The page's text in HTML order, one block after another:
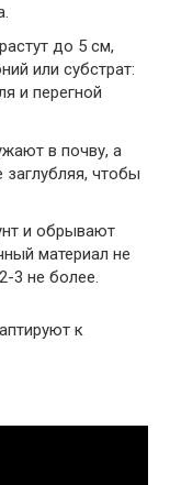
до 5 см,
или субстрат:
и перегной
в почву, а
заглубляя, чтобы
и обрывают
материал не
3 не более.
к